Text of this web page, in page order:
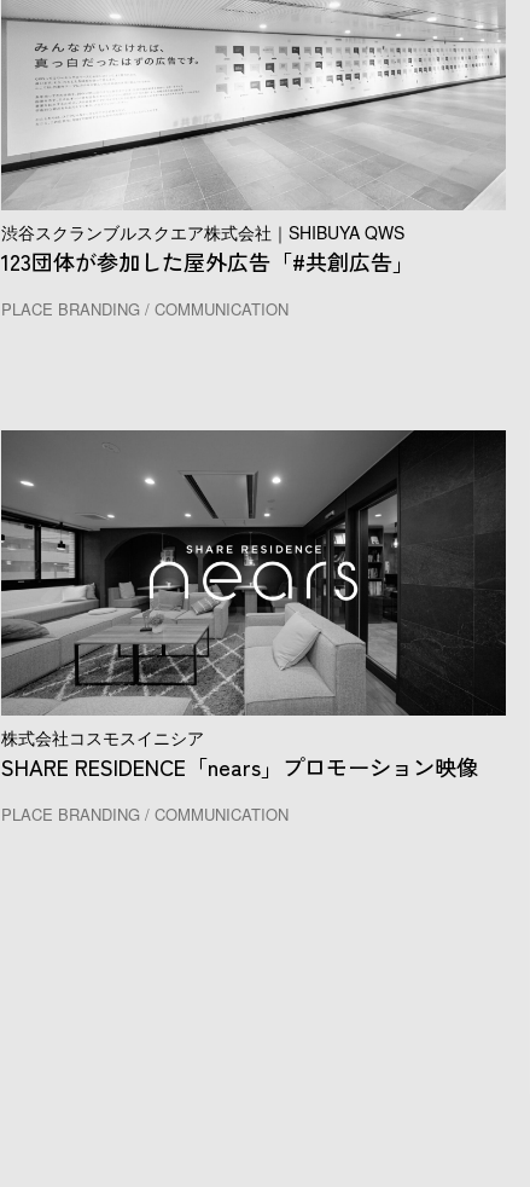
渋谷スクランブルスクエア株式会社｜SHIBUYA QWS
123団体が参加した屋外広告「#共創広告」
PLACE BRANDING / COMMUNICATION
株式会社コスモスイニシア
SHARE RESIDENCE「nears」プロモーション映像
PLACE BRANDING / COMMUNICATION